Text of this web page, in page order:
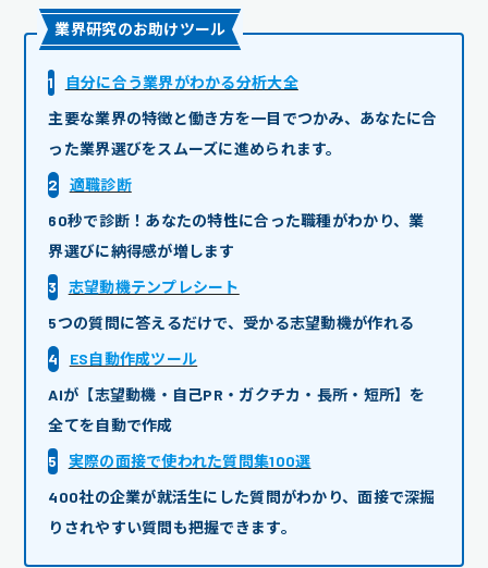
業界研究のお助けツール
1
自分に合う業界がわかる分析大全
主要な業界の特徴と働き方を一目でつかみ、あなたに合
った業界選びをスムーズに進められます。
2
適職診断
60秒で診断！あなたの特性に合った職種がわかり、業
界選びに納得感が増します
3
志望動機テンプレシート
5つの質問に答えるだけで、受かる志望動機が作れる
4
ES自動作成ツール
AIが【志望動機・自己PR・ガクチカ・長所・短所】を
全てを自動で作成
5
実際の面接で使われた質問集100選
400社の企業が就活生にした質問がわかり、面接で深掘
りされやすい質問も把握できます。